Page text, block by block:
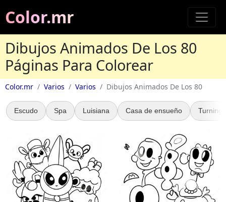
Color.mr
Dibujos Animados De Los 80
Páginas Para Colorear
Color.mr Varios Varios Dibujos Animados De Los 80
Escudo Spa Luisiana Casa de ensueño Turning